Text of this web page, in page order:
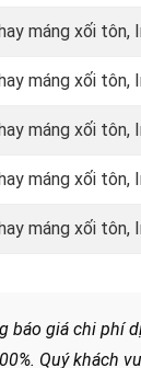
máng xối tôn,
máng xối tôn,
máng xối tôn,
máng xối tôn,
máng xối tôn,
báo giá chi phí
Quý khách